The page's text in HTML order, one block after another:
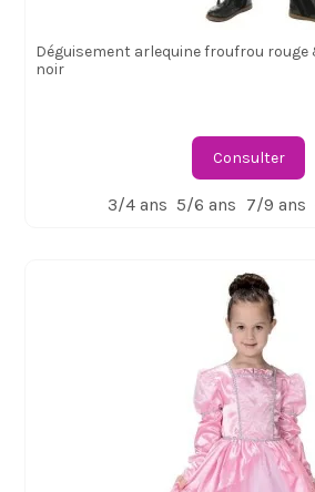
Déguisement arlequine froufrou rouge
noir
Consulter
3/4 ans 5/6 ans 7/9 ans